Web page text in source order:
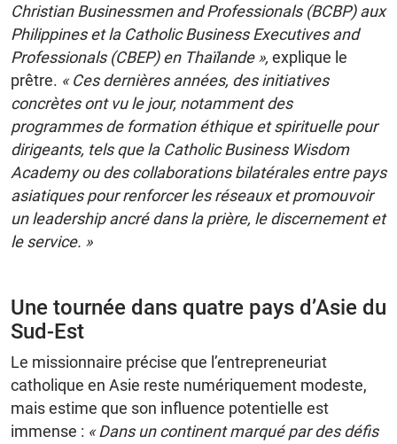
Christian Businessmen and Professionals (BCBP) aux
Philippines et la Catholic Business Executives and
Professionals (CBEP) en Thaïlande », explique le
prêtre. « Ces dernières années, des initiatives
concrètes ont vu le jour, notamment des
programmes de formation éthique et spirituelle pour
dirigeants, tels que la Catholic Business Wisdom
Academy ou des collaborations bilatérales entre pays
asiatiques pour renforcer les réseaux et promouvoir
un leadership ancré dans la prière, le discernement et
le service. »
Une tournée dans quatre pays d’Asie du
Sud-Est
Le missionnaire précise que l’entrepreneuriat
catholique en Asie reste numériquement modeste,
mais estime que son influence potentielle est
immense : « Dans un continent marqué par des défis